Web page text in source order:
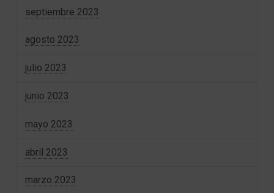
septiembre 2023
agosto 2023
julio 2023
junio 2023
mayo 2023
abril 2023
marzo 2023